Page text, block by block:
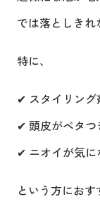
では落としきれ
特に、
✔ スタイリング
✔ 頭皮がベタつ
✔ ニオイが気に
という方におす